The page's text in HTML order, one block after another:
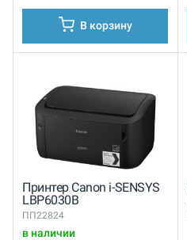
В корзину
Принтер Canon i-SENSYS
LBP6030B
ПП22824
в наличии